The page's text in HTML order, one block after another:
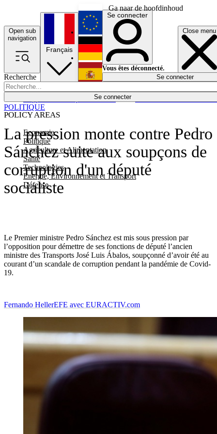
Ga naar de hoofdinhoud
Open sub
navigation
Close menu
Recherche
Se connecter
POLICY AREAS
Economie
Politique
Agriculture et Alimentation
Santé
Technologies
Energie, Environnement et Transport
Défense
Économie
Français
English
Deutsch
Español
Se connecter
Vous êtes déconnecté.
Se connecter
La pression monte contre Pedro
Sánchez suite aux soupçons de
corruption d'un député
socialiste
Le Premier ministre Pedro Sánchez est mis sous pression par
l’opposition pour démettre de ses fonctions de député l’ancien
ministre des Transports José Luis Ábalos, soupçonné d’avoir été au
courant d’un scandale de corruption pendant la pandémie de Covid-
19.
POLITIQUE
Fernando HellerEFE avec EURACTIV.com